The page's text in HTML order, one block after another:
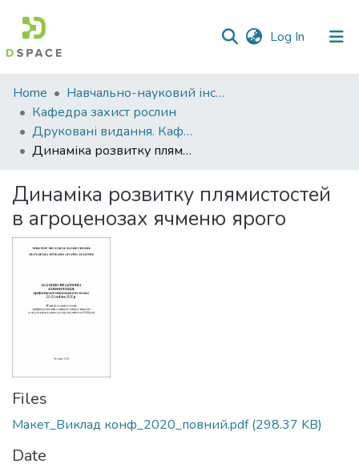
Log In (current)
Communities
&
Collections
All of DSpace
Statistics
Home
Навчально-науковий інститут агротехнологій, селекції та екології
Кафедра захист рослин
Друковані видання. Кафедра захист рослин
Динаміка розвитку плямистостей в агроценозах ячменю ярого
Динаміка розвитку плямистостей
в агроценозах ячменю ярого
Files
Макет_Виклад конф_2020_повний.pdf(298.37 KB)
Date